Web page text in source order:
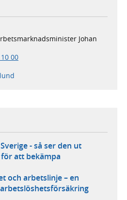
Johan
00
- så ser den ut
att bekämpa
och arbetslinje – en